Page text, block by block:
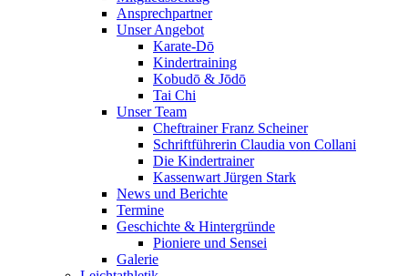
Ansprechpartner
Unser Angebot
Karate-Dō
Kindertraining
Kobudō & Jōdō
Tai Chi
Unser Team
Cheftrainer Franz Scheiner
Schriftführerin Claudia von Collani
Die Kindertrainer
Kassenwart Jürgen Stark
News und Berichte
Termine
Geschichte & Hintergründe
Pioniere und Sensei
Galerie